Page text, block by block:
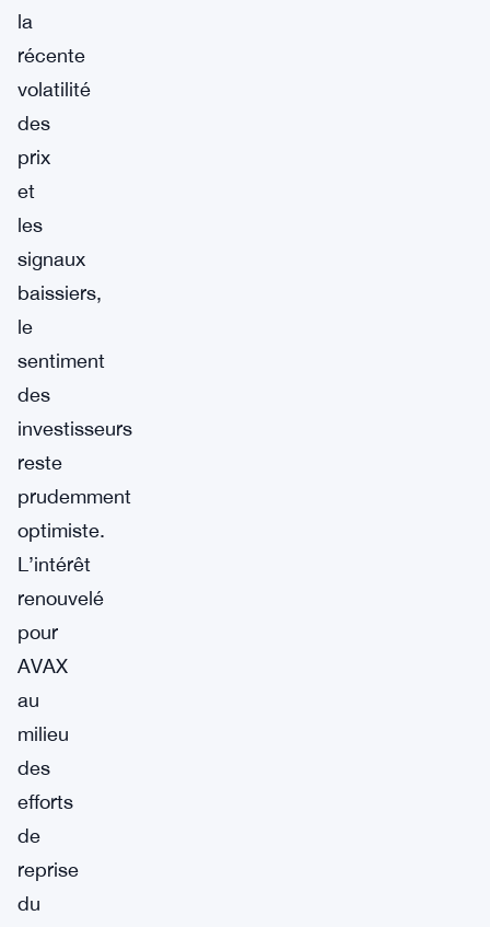
la
récente
volatilité
des
prix
et
les
signaux
baissiers,
le
sentiment
des
investisseurs
reste
prudemment
optimiste.
L’intérêt
renouvelé
pour
AVAX
au
milieu
des
efforts
de
reprise
du